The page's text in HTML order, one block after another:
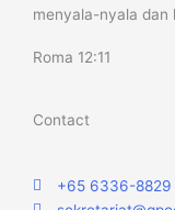
menyala-nyala dan
Roma 12:11
Contact
+65 6336-8829